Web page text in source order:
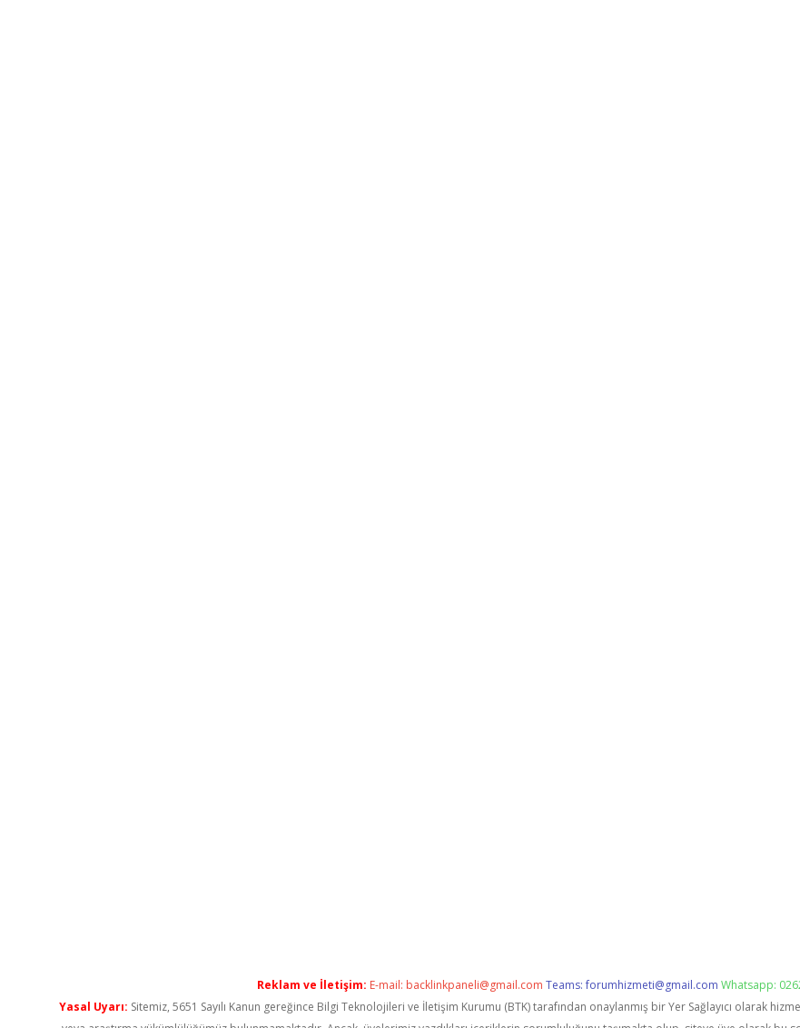
Reklam ve İletişim: E-mail: backlinkpaneli@gmail.com Teams:forumhizmeti@gmail.com Whatsapp:
Yasal Uyarı: Sitemiz, 5651 Sayılı Kanun gereğince Bilgi Teknolojileri ve İletişim Kurumu (BTK) tarafından onaylanmış bir Yer Sağlayıcı olarak